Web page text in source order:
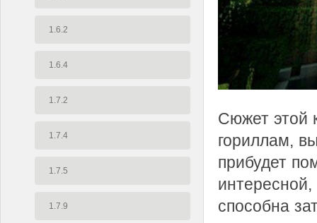
1.6.2
1.6.4
1.7.2
1.7.4
1.7.5
1.7.9
Сюжет этой
гориллам,
прибудет
способна